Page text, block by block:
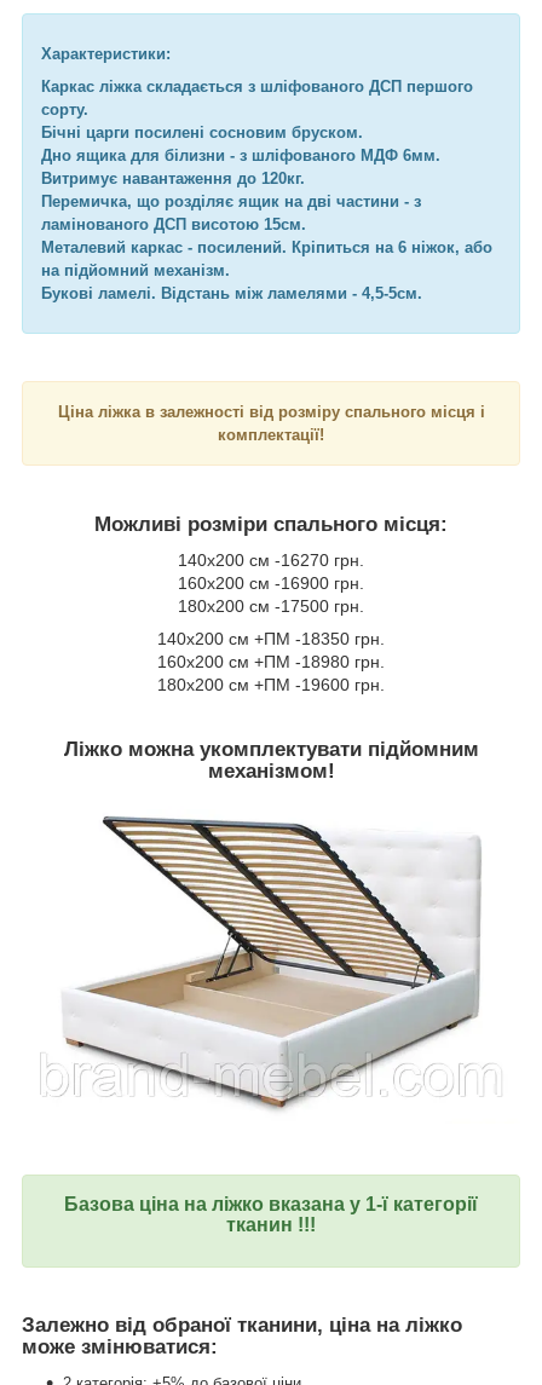
Характеристики:
Каркас ліжка складається з шліфованого ДСП першого
сорту.
Бічні царги посилені сосновим бруском.
Дно ящика для білизни - з шліфованого МДФ 6мм.
Витримує навантаження до 120кг.
Перемичка, що розділяє ящик на дві частини - з
ламінованого ДСП висотою 15см.
Металевий каркас - посилений. Кріпиться на 6 ніжок, або
на підйомний механізм.
Букові ламелі. Відстань між ламелями - 4,5-5см.
Ціна ліжка в залежності від розміру спального місця і
комплектації!
Можливі розміри спального місця:
140х200 см -16270 грн.
160х200 см -16900 грн.
180х200 см -17500 грн.
140х200 см +ПМ -18350 грн.
160х200 см +ПМ -18980 грн.
180х200 см +ПМ -19600 грн.
Ліжко можна укомплектувати підйомним
механізмом!
Базова ціна на ліжко вказана у 1-ї категорії
тканин !!!
Залежно від обраної тканини, ціна на ліжко
може змінюватися: